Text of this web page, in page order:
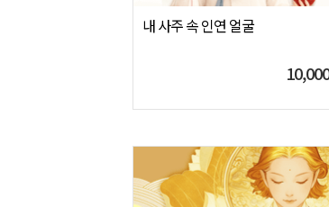
내 사주 속 인연 얼굴
10,000